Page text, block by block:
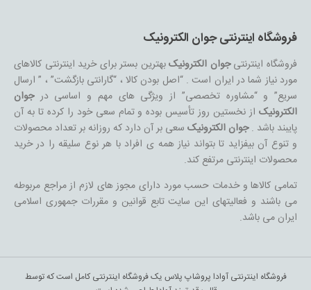
فروشگاه اینترنتی جوان الکترونیک
فروشگاه اینترنتیجوان الکترونیکبهترین بستر برای خرید اینترنتی کالاهای
مورد نیاز شما در ایران است . “اصل بودن کالا ، “گارانتی بازگشت” ، ” ارسال
سریع” و “مشاوره تخصصی” از ویژگی های مهم و اساسی درجوان
الکترونیکاز نخستین روز تأسیس بوده و تمام سعی خود را کرده تا به آن
پایبند باشد .جوان الکترونیکسعی بر آن دارد که روزانه بر تعداد محصولات
و تنوع آن بیفزاید تا بتواند نیاز همه ی افراد با هر نوع سلیقه را در خرید
محصولات اینترنتی مرتفع کند.
تمامی کالاها و خدمات حسب مورد دارای مجوز های لازم از مراجع مربوطه
می باشند و فعالیتهای این سایت تابع قوانین و مقررات جمهوری اسلامی
ایران می باشد.
فروشگاه اینترنتی آوادا پروشاپ پلاس یک فروشگاه اینترنتی کامل است که توسط